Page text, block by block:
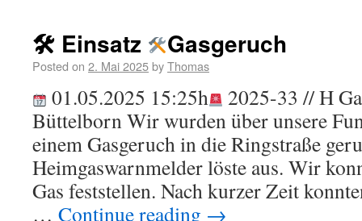
🛠 Einsatz Gasgeruch
Posted on 2. Mai 2025byThomas
01.05.2025 15:25h
2025-33 // H
Büttelborn Wir wurden über unsere
einem Gasgeruch in die Ringstraße
Heimgaswarnmelder löste aus. Wir
Gas feststellen. Nach kurzer Zeit
… Continue reading →